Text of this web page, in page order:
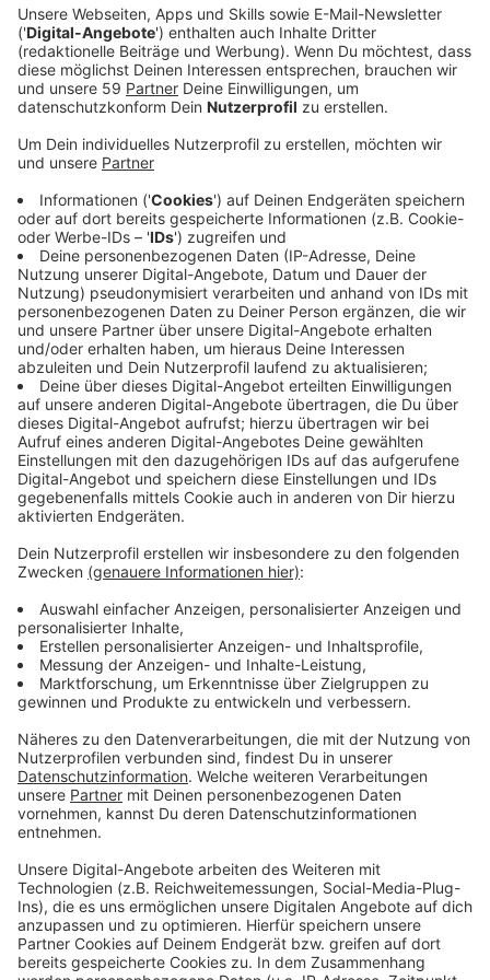
Frisch von ihrer Tournee durch Europa und Nordamerika
zurück haben sich die Indie-Jungs wieder ans Werk
gesetzt und mit "Bedroom Exile" etwas Neues
veröffentlicht. Wie schon sein Vorgänger - "Morning
Blue" - ist der Song das Produkt einer intensiven
Schaffensphase von zwei Jahren. Ein Zeitraum, in dem
sich Sänger Frederik Rabe, Gitarrist Finn Schwieters,
Bassist Luca Göttner, Keyboarder Jonathan
Wischniowski und Drummer Finn Thomas nicht nur der
Perfektionierung ihres Sounds gewidmet haben,
sondern auch einer, in dem sich das Quintett mit den
Ausmaßen ihres Erfolgs auseinandergesetzt hat. Hier
hört ihr das Endprodukt - "Bedroom Exile" bei uns im
besten Mix.
Anzeige
Zustimmung, um den YouTube
Wir verwenden einen Service eines
Drittanbieters, um Videoinhalte
einzubetten. Dieser Service kann
Daten zu Ihren Aktivitäten
sammeln. Bitte lesen Sie die
Details durch und stimmen Sie der
Nutzung des Service zu, um dieses
Video anzusehen.
Akzeptieren
powered byUsercentrics Consent
Management Platform
Giant Rooks hat mit "Bedroom Exile" eine neue Single
auf den Markt gebracht.
Anzeige